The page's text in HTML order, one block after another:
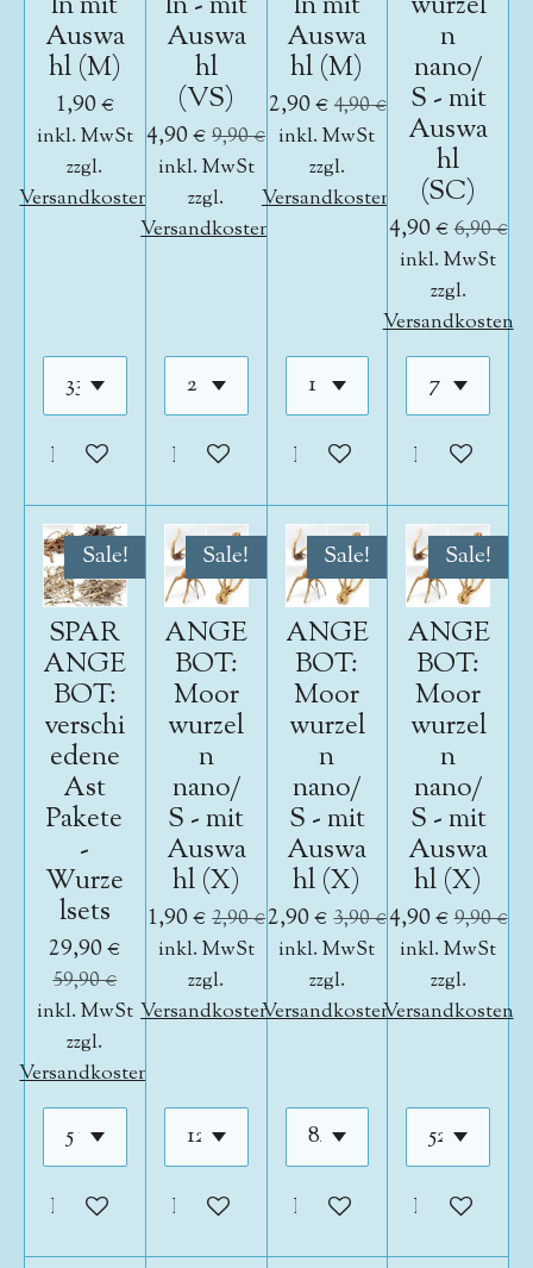
Auswa
hl (M)
1,90 €
inkl. MwSt
zzgl.
Versandkosten
In den Warenkorb
Auswa
hl
(VS)
4,90 € 9,90 €
inkl. MwSt
zzgl.
Versandkosten
In den Warenkorb
Auswa
hl (M)
2,90 € 4,90 €
inkl. MwSt
zzgl.
Versandkosten
In den Warenkorb
n
nano/
S - mit
Auswa
hl
(SC)
4,90 €6,90 €
inkl. MwSt
zzgl.
Versandkosten
In den
Sale!
SPAR
ANGE
BOT:
verschi
edene
Ast
Pakete
-
Wurze
lsets
29,90 €
59,90 €
inkl. MwSt
zzgl.
Versandkosten
In den Warenkorb
Sale!
ANGE
BOT:
Moor
wurzel
n
nano/
S - mit
Auswa
hl (X)
1,90 € 2,90 €
inkl. MwSt
zzgl.
Versandkosten
In den Warenkorb
Sale!
ANGE
BOT:
Moor
wurzel
n
nano/
S - mit
Auswa
hl (X)
2,90 € 3,90 €
inkl. MwSt
zzgl.
Versandkosten
In den Warenkorb
Sale!
ANGE
BOT:
Moor
wurzel
n
nano/
S - mit
Auswa
hl (X)
4,90 €9,90 €
inkl. MwSt
zzgl.
Versandkosten
In den